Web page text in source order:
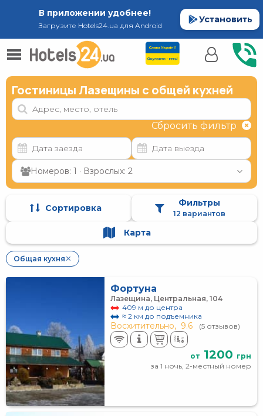
В приложении удобнее!
Загрузите Hotels24.ua для Android
Установить
Гостиницы Лазещины с общей кухней
Сбросить фильтр
Номеров: 1 · Взрослых: 2
Сортировка Фильтры
12 вариантов
Карта
Общая кухня ✕
Фортуна
Лазещина, Центральная, 104
409 м до центра
≈ 2 км до подъемника
Восхитительно, 9.6 (5 отзывов)
от 1200 грн
за 1 ночь, 2-местный номер